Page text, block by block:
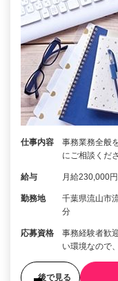
仕事内容
事務業務全般
にご相談くだ
給与 月給230,000
勤務地
千葉県流山市
分
応募資格
事務経験者歓
い環境なので
後で見る